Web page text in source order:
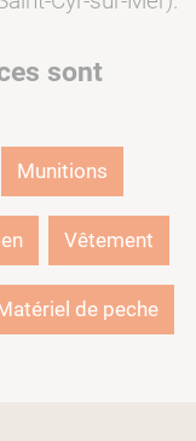
sont
Munitions
Vêtement
de peche